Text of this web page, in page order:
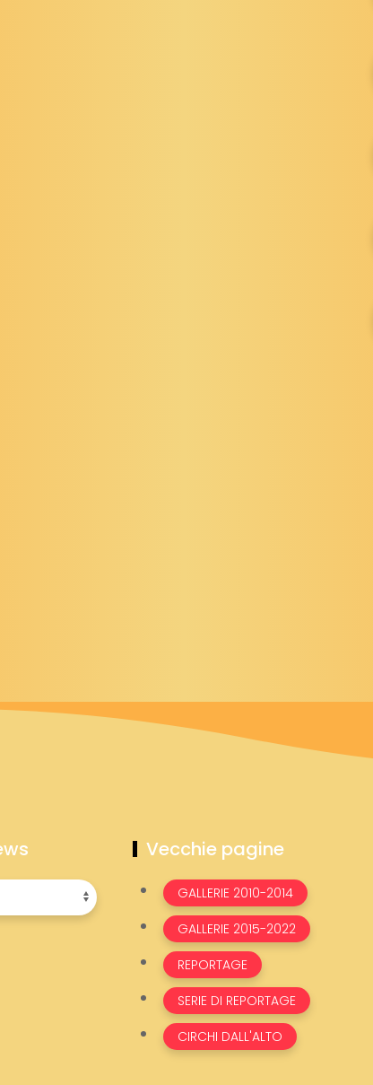
Vecchie pagine
GALLERIE 2010-2014
GALLERIE 2015-2022
REPORTAGE
SERIE DI REPORTAGE
CIRCHI DALL'ALTO